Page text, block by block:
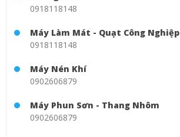
0918118148
Máy Làm Mát - Quạt Công Nghiệp
0918118148
Máy Nén Khí
0902606879
Máy Phun Sơn - Thang Nhôm
0902606879